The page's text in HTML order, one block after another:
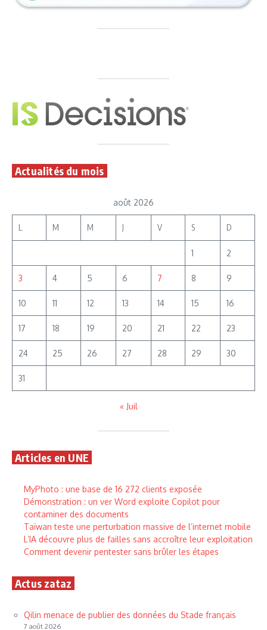
Actualités du mois
août 2026
L M M J V S D
1 2
3 4 5 6 7 8 9
10 11 12 13 14 15 16
17 18 19 20 21 22 23
24 25 26 27 28 29 30
31
« Juil
Articles en UNE
MyPhoto : une base de 16 272 clients exposée
Démonstration : un ver Word exploite Copilot pour
contaminer des documents
Taïwan teste une perturbation massive de l’internet mobile
L’IA découvre plus de failles sans accroître leur exploitation
Comment devenir pentester sans brûler les étapes
Actus zataz
Qilin menace de publier des données du Stade français
7 août 2026